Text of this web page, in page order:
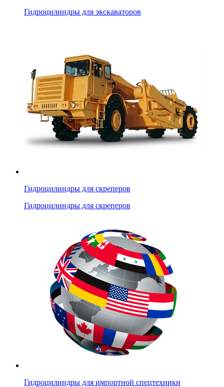
Гидроцилиндры для экскаваторов
Гидроцилиндры для скреперов
Гидроцилиндры для скреперов
Гидроцилиндры для импортной спецтехники